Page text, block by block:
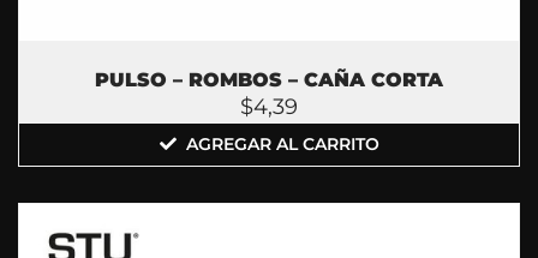
PULSO – ROMBOS – CAÑA CORTA
$4,39
AGREGAR AL CARRITO